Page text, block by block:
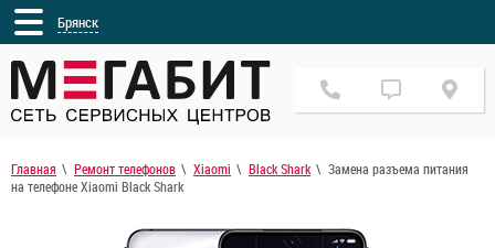
Брянск
Главная Ремонт телефонов Xiaomi Black Shark
Замена разъема питания
на телефоне Xiaomi Black Shark